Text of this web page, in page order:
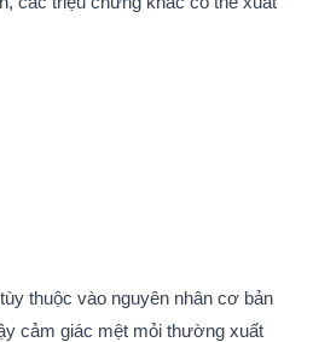
thuộc vào nguyên nhân cơ bản
cảm giác mệt mỏi thường xuất